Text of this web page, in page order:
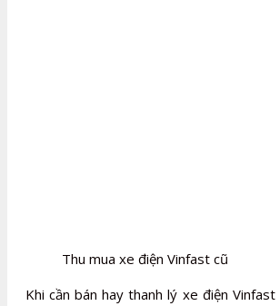
Thu mua xe điện Vinfast cũ
Khi cần bán hay thanh lý xe điện